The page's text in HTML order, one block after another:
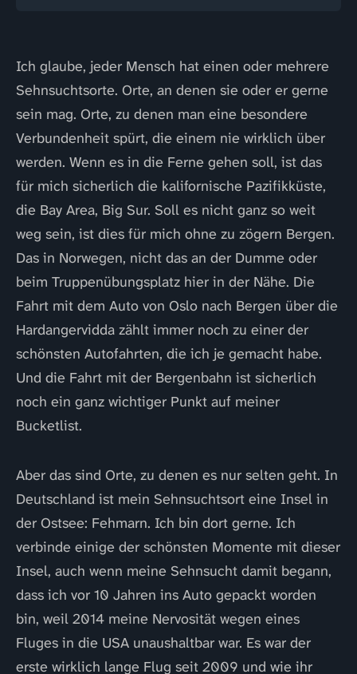
Ich glaube, jeder Mensch hat einen oder mehrere
Sehnsuchtsorte. Orte, an denen sie oder er gerne
sein mag. Orte, zu denen man eine besondere
Verbundenheit spürt, die einem nie wirklich über
werden. Wenn es in die Ferne gehen soll, ist das
für mich sicherlich die kalifornische Pazifikküste,
die Bay Area, Big Sur. Soll es nicht ganz so weit
weg sein, ist dies für mich ohne zu zögern Bergen.
Das in Norwegen, nicht das an der Dumme oder
beim Truppenübungsplatz hier in der Nähe. Die
Fahrt mit dem Auto von Oslo nach Bergen über die
Hardangervidda zählt immer noch zu einer der
schönsten Autofahrten, die ich je gemacht habe.
Und die Fahrt mit der Bergenbahn ist sicherlich
noch ein ganz wichtiger Punkt auf meiner
Bucketlist.
Aber das sind Orte, zu denen es nur selten geht. In
Deutschland ist mein Sehnsuchtsort eine Insel in
der Ostsee: Fehmarn. Ich bin dort gerne. Ich
verbinde einige der schönsten Momente mit dieser
Insel, auch wenn meine Sehnsucht damit begann,
dass ich vor 10 Jahren ins Auto gepackt worden
bin, weil 2014 meine Nervosität wegen eines
Fluges in die USA unaushaltbar war. Es war der
erste wirklich lange Flug seit 2009 und wie ihr